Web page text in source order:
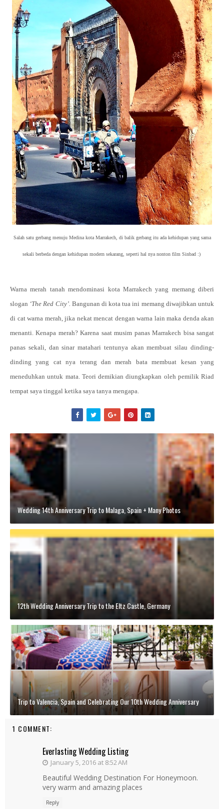
Salah satu gerbang menuju Medina kota Marrakech, di balik gerbang itu ada kehidupan yang sama
sekali berbeda dengan kehidupan modern sekarang, seperti hal nya nonton film Sinbad :)
Warna merah tanah mendominasi kota Marrakech yang memang diberi
slogan ‘The Red City’. Bangunan di kota tua ini memang diwajibkan untuk
di cat warna merah, jika nekat mencat dengan warna lain maka denda akan
menanti. Kenapa merah? Karena saat musim panas Marrakech bisa sangat
panas sekali, dan sinar matahari tentunya akan membuat silau dinding-
dinding yang cat nya terang dan merah bata membuat kesan yang
meneduhkan untuk mata. Teori demikian diungkapkan oleh pemilik Riad
tempat saya tinggal ketika saya tanya mengapa.
Wedding 14th Anniversary Trip to Malaga, Spain + Many Photos
12th Wedding Anniversary Trip to the Eltz Castle, Germany
Trip to Valencia, Spain and Celebrating Our 10th Wedding Anniversary
1 COMMENT:
Everlasting Wedding Listing
January 5, 2016 at 8:52 AM
Beautiful Wedding Destination For Honeymoon.
very warm and amazing places
Reply